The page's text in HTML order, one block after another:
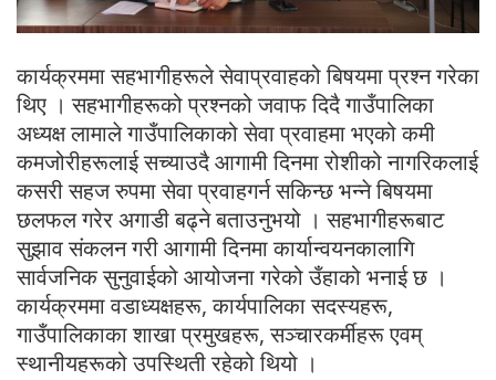
कार्यक्रममा सहभागीहरूले सेवाप्रवाहको बिषयमा प्रश्न गरेका
थिए । सहभागीहरूको प्रश्नको जवाफ दिदै गाउँपालिका
अध्यक्ष लामाले गाउँपालिकाको सेवा प्रवाहमा भएको कमी
कमजोरीहरूलाई सच्याउदै आगामी दिनमा रोशीको नागरिकलाई
कसरी सहज रुपमा सेवा प्रवाहगर्न सकिन्छ भन्ने बिषयमा
छलफल गरेर अगाडी बढ्ने बताउनुभयो । सहभागीहरूबाट
सुझाव संकलन गरी आगामी दिनमा कार्यान्वयनकालागि
सार्वजनिक सुनुवाईको आयोजना गरेको उँहाको भनाई छ ।
कार्यक्रममा वडाध्यक्षहरू, कार्यपालिका सदस्यहरू,
गाउँपालिकाका शाखा प्रमुखहरू, सञ्चारकर्मीहरू एवम्
स्थानीयहरूको उपस्थिती रहेको थियो ।